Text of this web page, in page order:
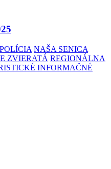
NAŠA SENICA
ZVIERATÁ REGIONÁLNA
INFORMAČNÉ